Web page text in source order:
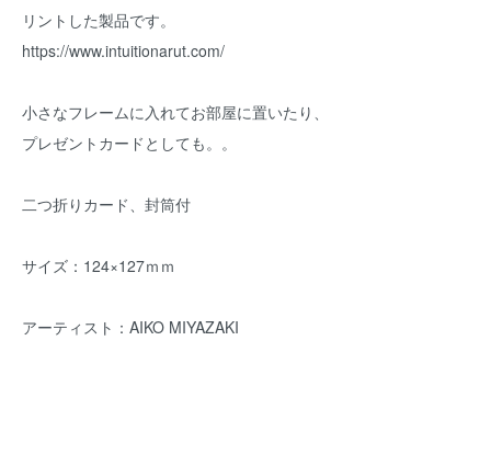
リントした製品です。
https://www.intuitionarut.com/
小さなフレームに入れてお部屋に置いたり、
プレゼントカードとしても。。
二つ折りカード、封筒付
サイズ：124×127ｍｍ
アーティスト：AIKO MIYAZAKI